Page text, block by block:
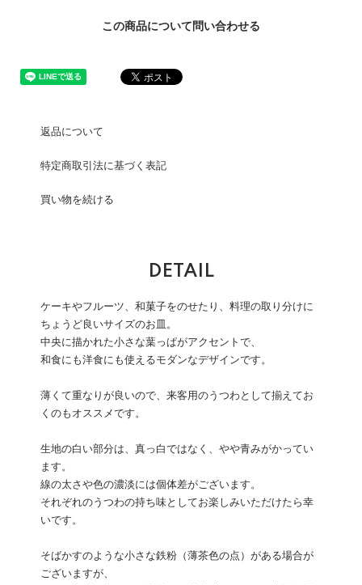
この商品について問い合わせる
返品について
特定商取引法に基づく表記
買い物を続ける
DETAIL
ケーキやフルーツ、和菓子をのせたり、料理の取り分けに
ちょうど良いサイズのお皿。
中央に描かれた小さな葉っぱがアクセントで、
和食にも洋食にも使えるモダンなデザインです。
薄くて重なりが良いので、来客用のうつわとして揃えてお
くのもオススメです。
生地の白い部分は、真っ白ではなく、やや青みがかってい
ます。
線の太さや色の濃淡には個体差がございます。
それぞれのうつわの持ち味としてお楽しみいただけたら幸
いです。
そばかすのような小さな鉄粉（薄茶色の点）がある場合が
ございますが、